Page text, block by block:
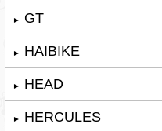
► GT
► HAIBIKE
► HEAD
► HERCULES